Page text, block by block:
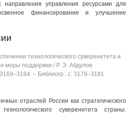
управления ресурсами для
финансирование и улучшение
технологического суверенитета и
меры поддержки / Р. Э. Абдулов
‒ Библиогр.: с. 3179‒3181
отраслей России как стратегического
суверенитета страны.